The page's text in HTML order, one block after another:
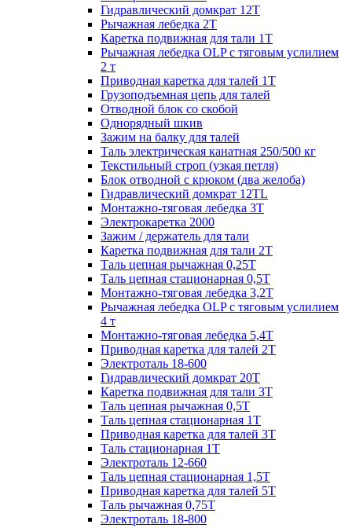
Гидравлический домкрат 12Т
Рычажная лебедка 2Т
Каретка подвижная для тали 1Т
Рычажная лебедка OLP с тяговым услилием
2 т
Приводная каретка для талей 1Т
Грузоподъемная цепь для талей
Отводной блок со скобой
Однорядный шкив
Зажим на балку для талей
Таль электрическая канатная 250/500 кг
Текстильный строп (узкая петля)
Блок отводной с крюком (два желоба)
Гидравлический домкрат 12TL
Монтажно-тяговая лебедка 3Т
Электрокаретка 2000
Зажим / держатель для тали
Каретка подвижная для тали 2Т
Таль цепная рычажная 0,25Т
Таль цепная стационарная 0,5Т
Монтажно-тяговая лебедка 3,2Т
Рычажная лебедка OLP с тяговым услилием
4 т
Монтажно-тяговая лебедка 5,4Т
Приводная каретка для талей 2Т
Электроталь 18-600
Гидравлический домкрат 20T
Каретка подвижная для тали 3Т
Таль цепная рычажная 0,5Т
Таль цепная стационарная 1Т
Приводная каретка для талей 3Т
Таль стационарная 1Т
Электроталь 12-660
Таль цепная стационарная 1,5Т
Приводная каретка для талей 5Т
Таль рычажная 0,75Т
Электроталь 18-800